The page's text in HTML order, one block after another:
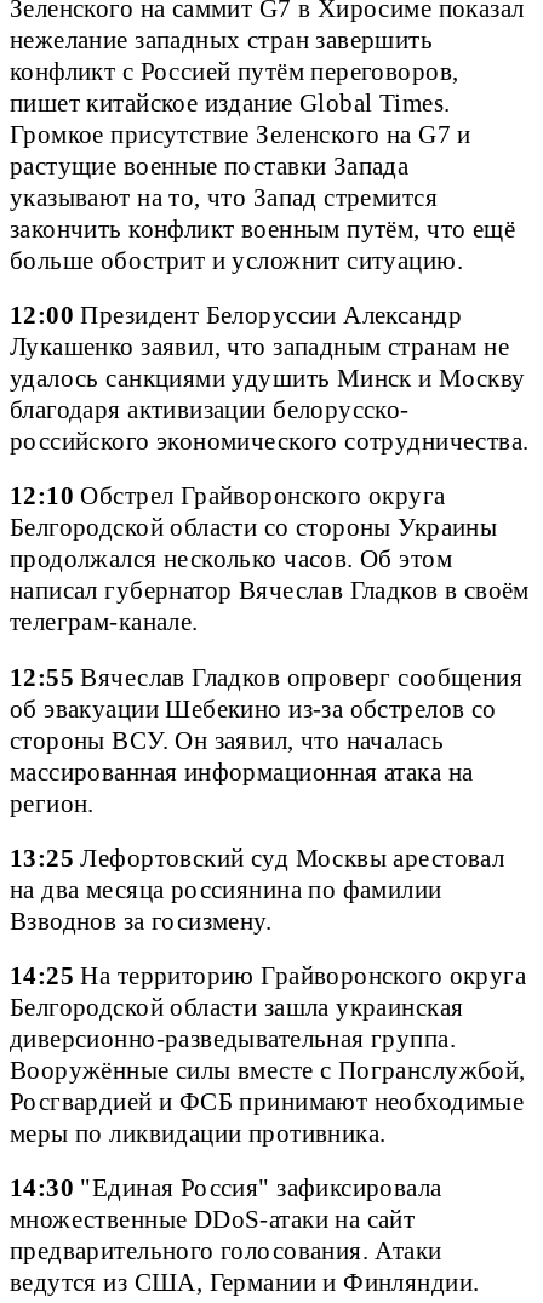
Зеленского на саммит G7 в Хиросиме показал
нежелание западных стран завершить
конфликт с Россией путём переговоров,
пишет китайское издание Global Times.
Громкое присутствие Зеленского на G7 и
растущие военные поставки Запада
указывают на то, что Запад стремится
закончить конфликт военным путём, что ещё
больше обострит и усложнит ситуацию.
12:00 Президент Белоруссии Александр
Лукашенко заявил, что западным странам не
удалось санкциями удушить Минск и Москву
благодаря активизации белорусско-
российского экономического сотрудничества.
12:10 Обстрел Грайворонского округа
Белгородской области со стороны Украины
продолжался несколько часов. Об этом
написал губернатор Вячеслав Гладков в своём
телеграм-канале.
12:55 Вячеслав Гладков опроверг сообщения
об эвакуации Шебекино из-за обстрелов со
стороны ВСУ. Он заявил, что началась
массированная информационная атака на
регион.
13:25 Лефортовский суд Москвы арестовал
на два месяца россиянина по фамилии
Взводнов за госизмену.
14:25 На территорию Грайворонского округа
Белгородской области зашла украинская
диверсионно-разведывательная группа.
Вооружённые силы вместе с Погранслужбой,
Росгвардией и ФСБ принимают необходимые
меры по ликвидации противника.
14:30 "Единая Россия" зафиксировала
множественные DDoS-атаки на сайт
предварительного голосования. Атаки
ведутся из США, Германии и Финляндии.